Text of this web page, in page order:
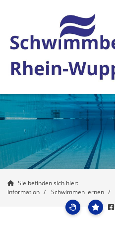
Sie befinden sich hier:
Information
Schwimmen lernen